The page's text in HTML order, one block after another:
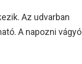
Az udvarban
A napozni vágyó